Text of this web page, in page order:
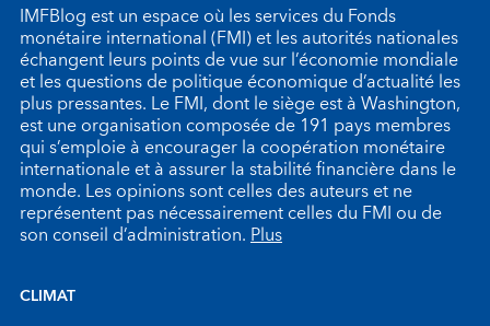
IMFBlog est un espace où les services du Fonds
monétaire international (FMI) et les autorités nationales
échangent leurs points de vue sur l’économie mondiale
et les questions de politique économique d’actualité les
plus pressantes. Le FMI, dont le siège est à Washington,
est une organisation composée de 191 pays membres
qui s’emploie à encourager la coopération monétaire
internationale et à assurer la stabilité financière dans le
monde. Les opinions sont celles des auteurs et ne
représentent pas nécessairement celles du FMI ou de
son conseil d’administration.Plus
CLIMAT